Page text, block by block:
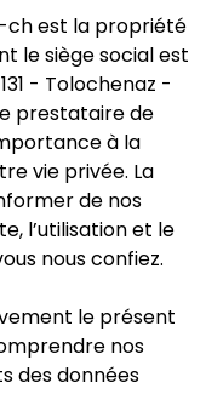
est la propriété
le siège social est
- Tolochenaz -
prestataire de
à la
vie privée. La
de nos
l’utilisation et le
nous confiez.
le présent
nos
des données